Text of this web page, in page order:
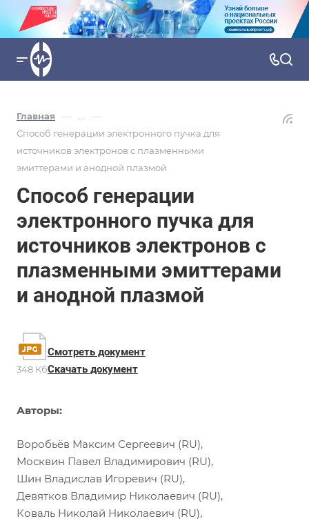
Главная — ... —
Способ генерации электронного пучка для
источников электронов с плазменными
эмиттерами и анодной плазмой
Способ генерации
электронного пучка для
источников электронов с
плазменными эмиттерами
и анодной плазмой
348 Кб
Смотреть документ
Скачать документ
Авторы:
Воробьёв Максим Сергеевич (RU),
Москвин Павел Владимирович (RU),
Шин Владислав Игоревич (RU),
Девятков Владимир Николаевич (RU),
Коваль Николай Николаевич (RU),